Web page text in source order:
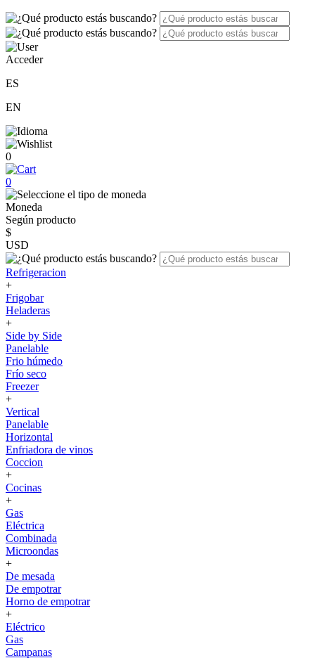
Acceder
ES
EN
0
0
Moneda
Según producto
$
USD
Refrigeracion
+
Frigobar
Heladeras
+
Side by Side
Panelable
Frio húmedo
Frío seco
Freezer
+
Vertical
Panelable
Horizontal
Enfriadora de vinos
Coccion
+
Cocinas
+
Gas
Eléctrica
Combinada
Microondas
+
De mesada
De empotrar
Horno de empotrar
+
Eléctrico
Gas
Campanas